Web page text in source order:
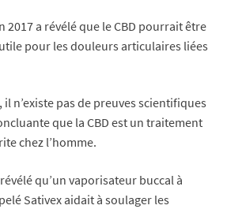
2017 a révélé que le CBD pourrait être
pour les douleurs articulaires liées
n’existe pas de preuves scientifiques
que la CBD est un traitement
chez l’homme.
qu’un vaporisateur buccal à
Sativex aidait à soulager les